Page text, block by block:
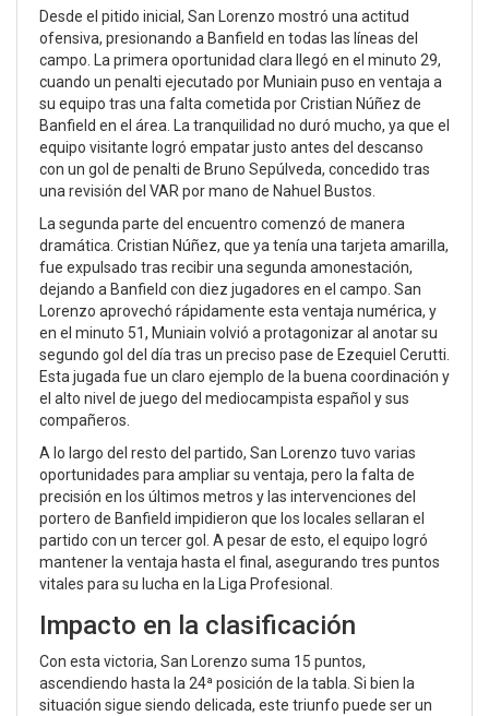
Desde el pitido inicial, San Lorenzo mostró una actitud
ofensiva, presionando a Banfield en todas las líneas del
campo. La primera oportunidad clara llegó en el minuto 29,
cuando un penalti ejecutado por Muniain puso en ventaja a
su equipo tras una falta cometida por Cristian Núñez de
Banfield en el área. La tranquilidad no duró mucho, ya que el
equipo visitante logró empatar justo antes del descanso
con un gol de penalti de Bruno Sepúlveda, concedido tras
una revisión del VAR por mano de Nahuel Bustos.
La segunda parte del encuentro comenzó de manera
dramática. Cristian Núñez, que ya tenía una tarjeta amarilla,
fue expulsado tras recibir una segunda amonestación,
dejando a Banfield con diez jugadores en el campo. San
Lorenzo aprovechó rápidamente esta ventaja numérica, y
en el minuto 51, Muniain volvió a protagonizar al anotar su
segundo gol del día tras un preciso pase de Ezequiel Cerutti.
Esta jugada fue un claro ejemplo de la buena coordinación y
el alto nivel de juego del mediocampista español y sus
compañeros.
A lo largo del resto del partido, San Lorenzo tuvo varias
oportunidades para ampliar su ventaja, pero la falta de
precisión en los últimos metros y las intervenciones del
portero de Banfield impidieron que los locales sellaran el
partido con un tercer gol. A pesar de esto, el equipo logró
mantener la ventaja hasta el final, asegurando tres puntos
vitales para su lucha en la Liga Profesional.
Impacto en la clasificación
Con esta victoria, San Lorenzo suma 15 puntos,
ascendiendo hasta la 24ª posición de la tabla. Si bien la
situación sigue siendo delicada, este triunfo puede ser un